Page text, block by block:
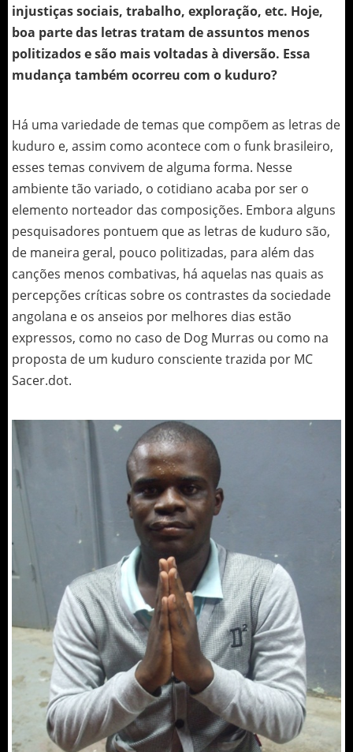
injustiças sociais, trabalho, exploração, etc. Hoje,
boa parte das letras tratam de assuntos menos
politizados e são mais voltadas à diversão. Essa
mudança também ocorreu com o kuduro?
Há uma variedade de temas que compõem as letras de
kuduro e, assim como acontece com o funk brasileiro,
esses temas convivem de alguma forma. Nesse
ambiente tão variado, o cotidiano acaba por ser o
elemento norteador das composições. Embora alguns
pesquisadores pontuem que as letras de kuduro são,
de maneira geral, pouco politizadas, para além das
canções menos combativas, há aquelas nas quais as
percepções críticas sobre os contrastes da sociedade
angolana e os anseios por melhores dias estão
expressos, como no caso de Dog Murras ou como na
proposta de um kuduro consciente trazida por MC
Sacer.dot.